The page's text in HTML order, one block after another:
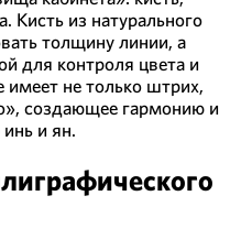
Кисть из натурального
толщину линии, а
для контроля цвета и
имеет не только штрих,
создающее гармонию и
и ян.